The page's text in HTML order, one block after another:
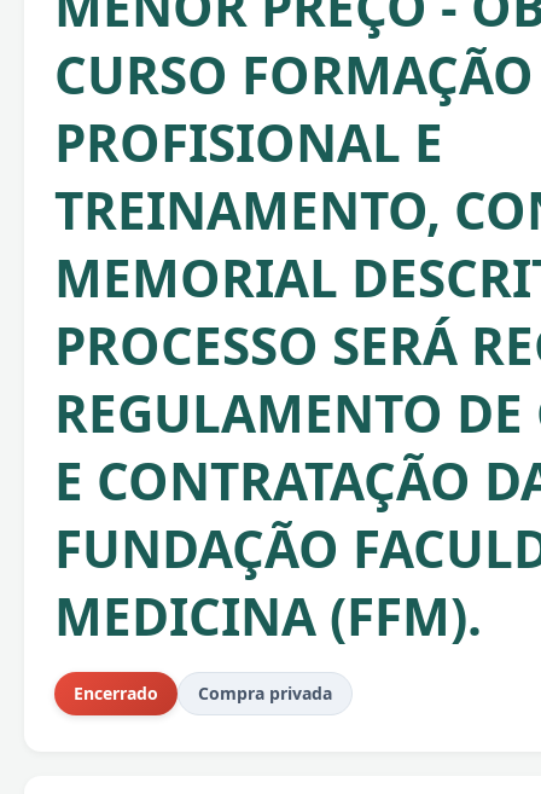
CURSO FORMAÇÃO
PROFISIONAL E
TREINAMENTO,
MEMORIAL
PROCESSO SERÁ
REGULAMENTO DE
E CONTRATAÇÃO
FUNDAÇÃO
MEDICINA (FFM).
Encerrado Compra privada